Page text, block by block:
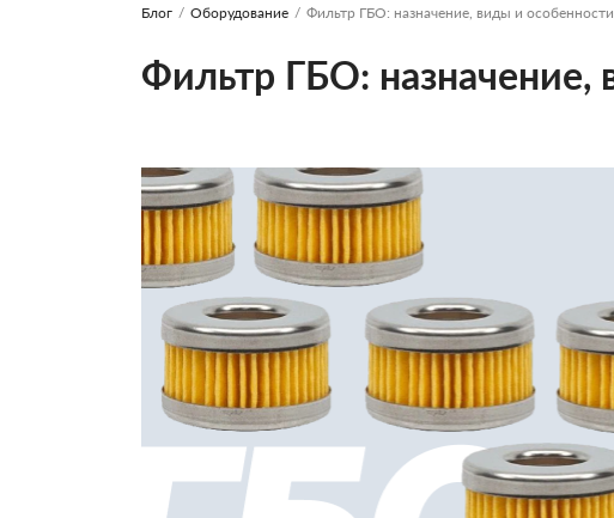
Блог / Оборудование / Фильтр ГБО: назначение, виды и
Фильтр ГБО: назначение,